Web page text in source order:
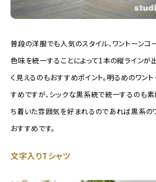
普段の洋服でも人気のスタイル、ワントーンコ
色味を統一することによって1本の縦ラインが
く見えるのもおすすめポイント。明るめのワン
すめですが、シックな黒系統で統一するのも素
ち着いた雰囲気を好まれるのであれば黒系の
おすすめです。
文字入りTシャツ